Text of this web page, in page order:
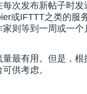
次发布新帖子时
或IFTTT之类的服
则等到一周或一
最有用。但是，
供考虑。